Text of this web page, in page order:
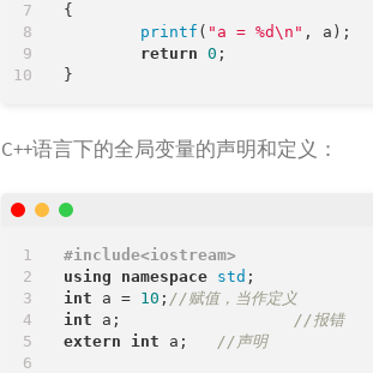
{
printf ( "a = %d\n" , a);
return 0 ;
C++语言下的全局变量的声明和定义：
#include<iostream>
using
namespace std
int a = 10 ; //赋值，当作定义
int
//报错
extern
int //声明